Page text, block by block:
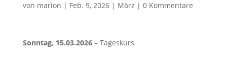
von marion | Feb. 9, 2026| März | 0 Kommentare
Sonntag, 15.03.2026 – Tageskurs